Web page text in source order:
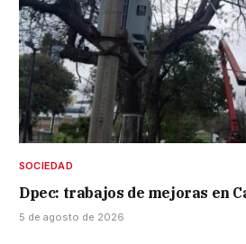
SOCIEDAD
Dpec: trabajos de mejoras en
5 de agosto de 2026